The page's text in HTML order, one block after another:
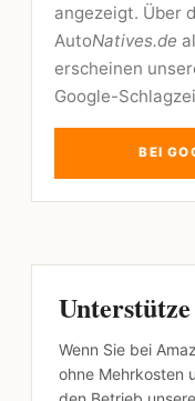
angezeigt. Über
AutoNatives.de
erscheinen
Google-
BEI
Wenn Sie bei
ohne Mehrkosten